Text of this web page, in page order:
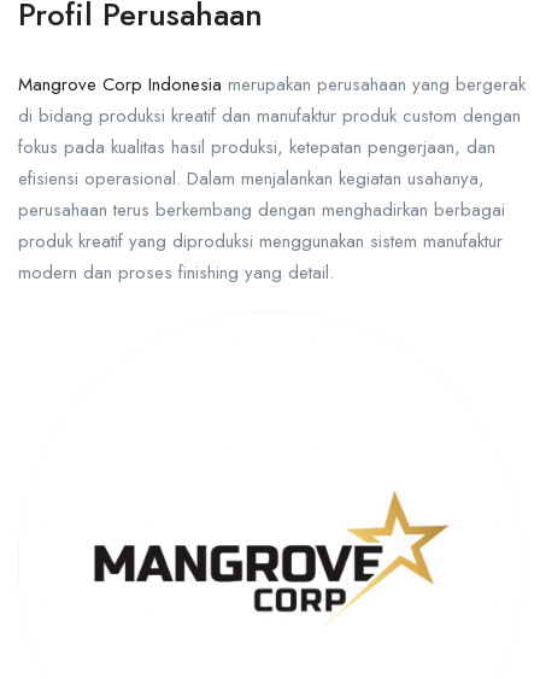
Profil Perusahaan
Mangrove Corp Indonesia merupakan perusahaan yang bergerak
di bidang produksi kreatif dan manufaktur produk custom dengan
fokus pada kualitas hasil produksi, ketepatan pengerjaan, dan
efisiensi operasional. Dalam menjalankan kegiatan usahanya,
perusahaan terus berkembang dengan menghadirkan berbagai
produk kreatif yang diproduksi menggunakan sistem manufaktur
modern dan proses finishing yang detail.